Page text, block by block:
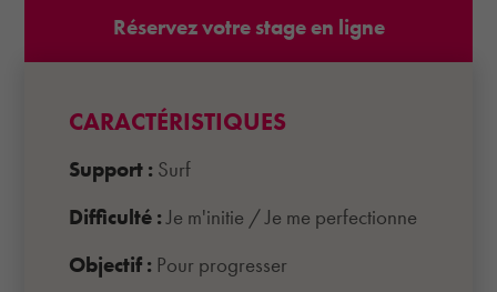
Réservez votre stage en ligne
CARACTÉRISTIQUES
Support : Surf
Difficulté :Je m'initie /Je me perfectionne
Objectif : Pour progresser